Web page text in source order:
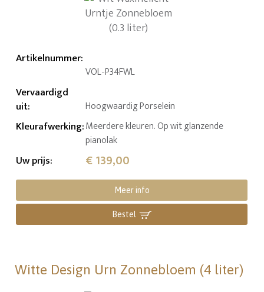
Artikelnummer:
VOL-P34FWL
Vervaardigd
uit: Hoogwaardig Porselein
Kleurafwerking:Meerdere kleuren. Op wit glanzende
pianolak
Uw prijs: € 139,00
Meer info
Bestel
Witte Design Urn Zonnebloem (4 liter)